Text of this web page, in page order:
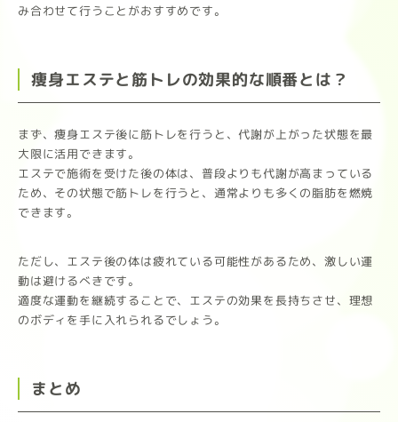
み合わせて行うことがおすすめです。
痩身エステと筋トレの効果的な順番とは？
まず、痩身エステ後に筋トレを行うと、代謝が上がった状態を最
大限に活用できます。
エステで施術を受けた後の体は、普段よりも代謝が高まっている
ため、その状態で筋トレを行うと、通常よりも多くの脂肪を燃焼
できます。
ただし、エステ後の体は疲れている可能性があるため、激しい運
動は避けるべきです。
適度な運動を継続することで、エステの効果を長持ちさせ、理想
のボディを手に入れられるでしょう。
まとめ